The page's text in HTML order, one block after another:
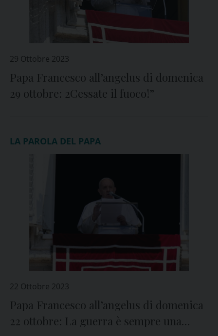
29 Ottobre 2023
Papa Francesco all’angelus di domenica
29 ottobre: 2Cessate il fuoco!”
LA PAROLA DEL PAPA
22 Ottobre 2023
Papa Francesco all’angelus di domenica
22 ottobre: La guerra è sempre una